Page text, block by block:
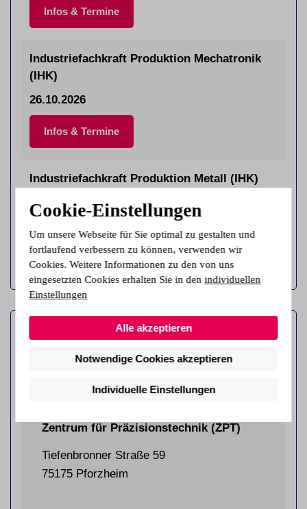
Infos & Termine
Industriefachkraft Produktion Mechatronik
(IHK)
26.10.2026
Infos & Termine
Industriefachkraft Produktion Metall (IHK)
26.10.2026
Infos & Termine
Zentrum für Präzisionstechnik (ZPT)
Tiefenbronner Straße 59
75175 Pforzheim
Cookie-Einstellungen
Um unsere Webseite für Sie optimal zu gestalten und
fortlaufend verbessern zu können, verwenden wir
Cookies. Weitere Informationen zu den von uns
eingesetzten Cookies erhalten Sie in denindividuellen
Einstellungen
Alle akzeptieren
Notwendige Cookies akzeptieren
Individuelle Einstellungen